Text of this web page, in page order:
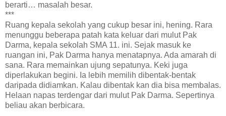
berarti… masalah besar.
***
Ruang kepala sekolah yang cukup besar ini, hening. Rara
menunggu beberapa patah kata keluar dari mulut Pak
Darma, kepala sekolah SMA 11. ini. Sejak masuk ke
ruangan ini, Pak Darma hanya menatapnya. Ada amarah di
sana. Rara memainkan ujung sepatunya. Keki juga
diperlakukan begini. Ia lebih memilih dibentak-bentak
daripada didiamkan. Kalau dibentak kan dia bisa membalas.
Helaan napas terdengar dari mulut Pak Darma. Sepertinya
beliau akan berbicara.